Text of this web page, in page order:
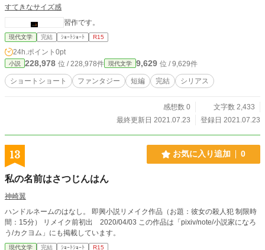
すてきなサイズ感
習作です。
現代文学 完結 ｼｮｰﾄｼｮｰﾄ R15
24h.ポイント 0pt
小説 228,978 位 / 228,978件 現代文学 9,629 位 / 9,629件
ショートショート ファンタジー 短編 完結 シリアス
感想数 0
文字数 2,433
最終更新日 2021.07.23
登録日 2021.07.23
13 お気に入り追加 0
私の名前はさつじんはん
神崎翼
ハンドルネームのはなし。 即興小説リメイク作品（お題：彼女の殺人犯 制限時
間：15分） リメイク前初出 2020/04/03 この作品は「pixiv/note/小説家になろ
う/カクヨム」にも掲載しています。
現代文学 完結 ｼｮｰﾄｼｮｰﾄ R15